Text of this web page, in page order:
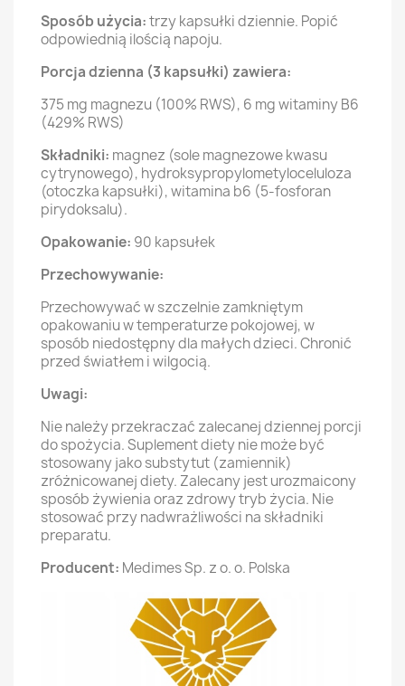
Sposób użycia:trzy kapsułki dziennie. Popić
odpowiednią ilością napoju.
Porcja dzienna (3 kapsułki) zawiera:
375 mg magnezu (100% RWS), 6 mg witaminy B6
(429% RWS)
Składniki: magnez (sole magnezowe kwasu
cytrynowego), hydroksypropylometyloceluloza
(otoczka kapsułki), witamina b6 (5-fosforan
pirydoksalu).
Opakowanie: 90 kapsułek
Przechowywanie:
Przechowywać w szczelnie zamkniętym
opakowaniu w temperaturze pokojowej, w
sposób niedostępny dla małych dzieci. Chronić
przed światłem i wilgocią.
Uwagi:
Nie należy przekraczać zalecanej dziennej porcji
do spożycia. Suplement diety nie może być
stosowany jako substytut (zamiennik)
zróżnicowanej diety. Zalecany jest urozmaicony
sposób żywienia oraz zdrowy tryb życia. Nie
stosować przy nadwrażliwości na składniki
preparatu.
Producent: Medimes Sp. z o. o. Polska